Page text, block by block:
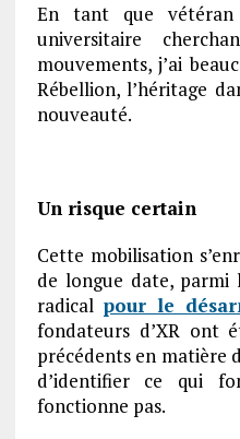
En tant que
universitaire
mouvements, j’ai
Rébellion, l’héritage
nouveauté.
Un risque certain
Cette mobilisation
de longue date, parmi
radical pour le
fondateurs d’XR ont
précédents en matière
d’identifier ce qui
fonctionne pas.